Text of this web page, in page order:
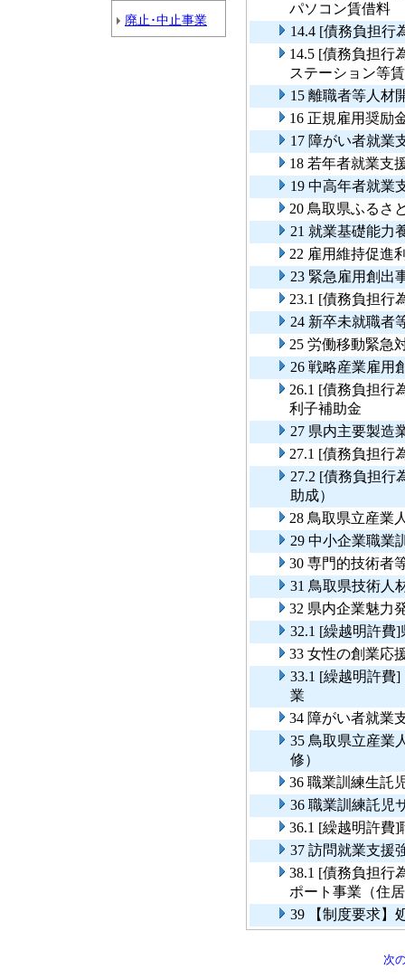
廃止･中止事業
パソコン賃借料
14.4 [債務負担行
14.5 [債務負担行
ステーション等
15 離職者等人材
16 正規雇用奨励
17 障がい者就業
18 若年者就業支
19 中高年者就業
20 鳥取県ふるさ
21 就業基礎能力
22 雇用維持促進
23 緊急雇用創出
23.1 [債務負担行
24 新卒未就職者
25 労働移動緊急
26 戦略産業雇用
26.1 [債務負担行
利子補助金
27 県内主要製造
27.1 [債務負担行
27.2 [債務負担行
助成）
28 鳥取県立産業
29 中小企業職業
30 専門的技術者
31 鳥取県技術人
32 県内企業魅力
32.1 [繰越明許費
33 女性の創業応
33.1 [繰越明許費
業
34 障がい者就業
35 鳥取県立産業
修）
36 職業訓練生託
36 職業訓練託児
36.1 [繰越明許費
37 訪問就業支援
38.1 [債務負担行
ポート事業（住
39 【制度要求】
次